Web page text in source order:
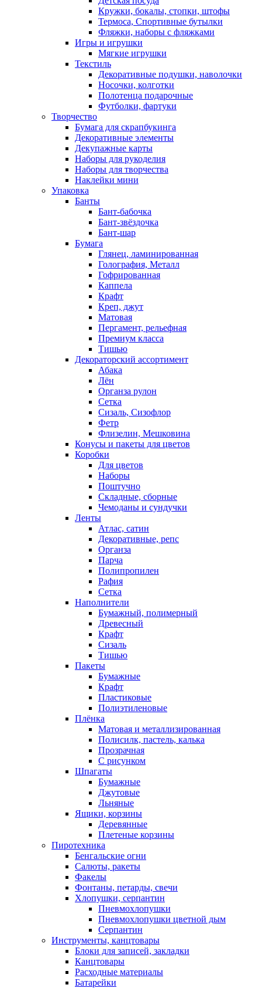
Кружки, бокалы, стопки, штофы
Термоса, Спортивные бутылки
Фляжки, наборы с фляжками
Игры и игрушки
Мягкие игрушки
Текстиль
Декоративные подушки, наволочки
Носочки, колготки
Полотенца подарочные
Футболки, фартуки
Творчество
Бумага для скрапбукинга
Декоративные элементы
Декупажные карты
Наборы для рукоделия
Наборы для творчества
Наклейки мини
Упаковка
Банты
Бант-бабочка
Бант-звёздочка
Бант-шар
Бумага
Глянец, ламинированная
Голография, Металл
Гофрированная
Каппела
Крафт
Креп, джут
Матовая
Пергамент, рельефная
Премиум класса
Тишью
Декораторский ассортимент
Абака
Лён
Органза рулон
Сетка
Сизаль, Сизофлор
Фетр
Флизелин, Мешковина
Конусы и пакеты для цветов
Коробки
Для цветов
Наборы
Поштучно
Складные, сборные
Чемоданы и сундучки
Ленты
Атлас, сатин
Декоративные, репс
Органза
Парча
Полипропилен
Рафия
Сетка
Наполнители
Бумажный, полимерный
Древесный
Крафт
Сизаль
Тишью
Пакеты
Бумажные
Крафт
Пластиковые
Полиэтиленовые
Плёнка
Матовая и металлизированная
Полисилк, пастель, калька
Прозрачная
С рисунком
Шпагаты
Бумажные
Джутовые
Льняные
Ящики, корзины
Деревянные
Плетеные корзины
Пиротехника
Бенгальские огни
Салюты, ракеты
Факелы
Фонтаны, петарды, свечи
Хлопушки, серпантин
Пневмохлопушки
Пневмохлопушки цветной дым
Серпантин
Инструменты, канцтовары
Блоки для записей, закладки
Канцтовары
Расходные материалы
Батарейки